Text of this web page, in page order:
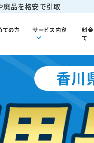
廃品を格安で引取
ての方 サービス内容
料
て
香川